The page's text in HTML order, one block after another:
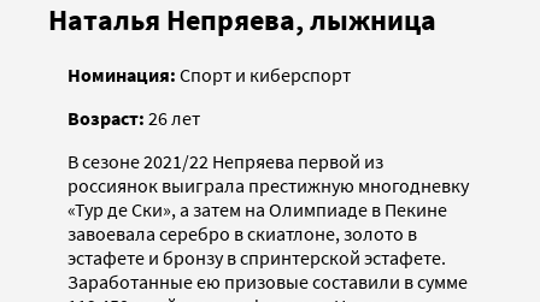
Наталья Непряева, лыжница
Номинация: Спорт и киберспорт
Возраст: 26 лет
В сезоне 2021/22 Непряева первой из
россиянок выиграла престижную многодневку
«Тур де Ски», а затем на Олимпиаде в Пекине
завоевала серебро в скиатлоне, золото в
эстафете и бронзу в спринтерской эстафете.
Заработанные ею призовые составили в сумме